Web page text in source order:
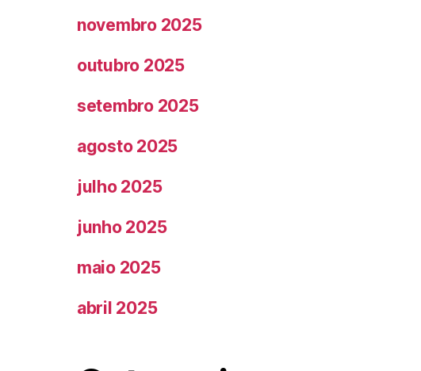
novembro 2025
outubro 2025
setembro 2025
agosto 2025
julho 2025
junho 2025
maio 2025
abril 2025